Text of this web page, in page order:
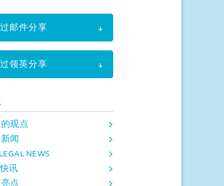
邮件分享
领英分享
观点
闻
NEWS
快讯
点